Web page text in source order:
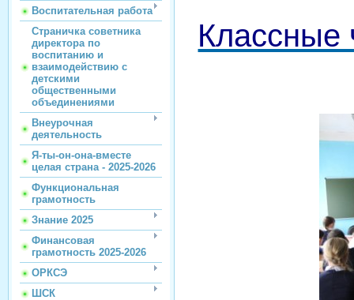
Воспитательная работа
Страничка советника
директора по
воспитанию и
взаимодействию с
детскими
общественными
объединениями
Внеурочная
деятельность
Я-ты-он-она-вместе
целая страна - 2025-2026
Функциональная
грамотность
Знание 2025
Финансовая
грамотность 2025-2026
ОРКСЭ
ШСК